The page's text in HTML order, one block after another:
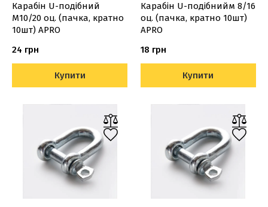
Карабiн U-подiбний
М10/20 оц. (пачка, кратно
10шт) APRO
24 грн
Купити
Карабiн U-подiбнийм 8/16
оц. (пачка, кратно 10шт)
APRO
18 грн
Купити